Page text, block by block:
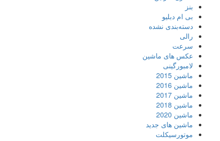
بنز
بی ام دبلیو
دسته‌بندی نشده
رالی
سرعت
عکس های ماشین
لامبورگینی
ماشین 2015
ماشین 2016
ماشین 2017
ماشین 2018
ماشین 2020
ماشین های جدید
موتورسیکلت